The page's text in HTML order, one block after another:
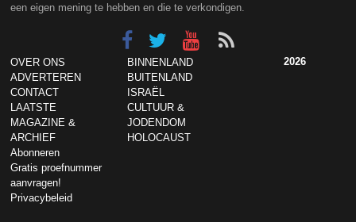
een eigen mening te hebben en die te verkondigen.
OVER ONS
ADVERTEREN
CONTACT
LAATSTE
MAGAZINE &
ARCHIEF
Abonneren
Gratis proefnummer
aanvragen!
Privacybeleid
BINNENLAND
BUITENLAND
ISRAËL
CULTUUR &
JODENDOM
HOLOCAUST
2026